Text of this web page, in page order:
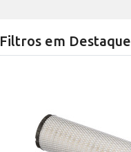
Filtros em Destaque